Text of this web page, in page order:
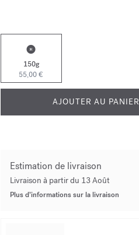
150g
55,00 €
AJOUTER AU PANIER
Estimation de livraison
Livraison à partir du 13 Août
Plus d’informations sur la livraison